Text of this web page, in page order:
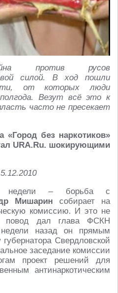
против русов
силой. В ход пошли
от которых люди
Везут всё это к
часто не пресекает
«Город без наркотиков»
URA.Ru. шокирующими
недели – борьба с
Мишарин собирает на
комиссию. И это не
повод дал глава ФСКН
назад он прямым
Свердловской
заседание комиссии
проект решений для
антинаркотическим